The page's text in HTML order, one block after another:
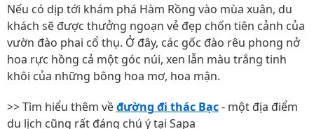
Nếu có dịp tới khám phá Hàm Rồng vào mùa xuân, du
khách sẽ được thưởng ngoạn vẻ đẹp chốn tiên cảnh của
vườn đào phai cổ thụ. Ở đây, các gốc đào rêu phong nở
hoa rực hồng cả một góc núi, xen lẫn màu trắng tinh
khôi của những bông hoa mơ, hoa mận.
>> Tìm hiểu thêm vềđường đi thác Bạc- một địa điểm
du lịch cũng rất đáng chú ý tại Sapa